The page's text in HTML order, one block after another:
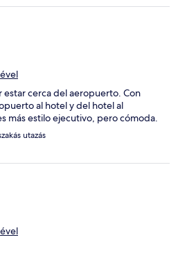
cerca del aeropuerto. Con
al hotel y del hotel al
más estilo ejecutivo, pero cómoda.
utazás